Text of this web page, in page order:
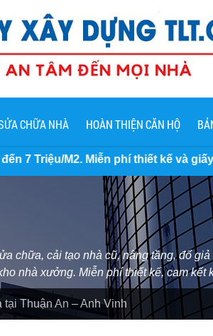
CHỮA NHÀ HOÀN THIỆN CĂN HỘ
thiết kế và giấy phép xây dựng
chữa, cải tạo nhà cũ, nâng tầng, đổ
nhà xưởng. Miễn phí thiết kế, cam kết
Thuận An – Anh Vinh